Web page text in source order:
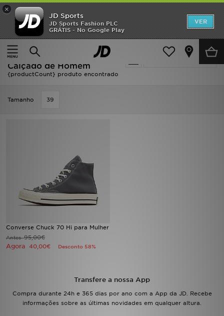
×
JD Sports
JD Sports Fashion PLC
GRÁTIS - No Google Play
VER
Página principal
Homem Calçado de Homem
Actualizar a pesquisa
Oferta | Homem - Converse
Calçado de Homem
{productCount} produto encontrado
Tamanho 39
Converse Chuck 70 Hi para Mulher
Antes95,00€
Agora 40,00€ Desconto 58%
Transfere a nossa App
Compra durante 24h e 365 dias por ano com a App da JD. Recebe
informações sobre as últimas novidades em qualquer altura.
INÍCIO
Promoções
NOVIDADES
FUTEBOL JD
VER MARCAS
LOCALIZADOR DE LOJAS
MY JD